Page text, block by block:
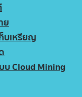
ย
บเหรียญ
บ Cloud Mining